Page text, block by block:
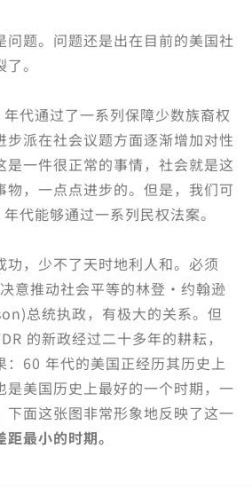
问题。问题还是出在目前的美国社
。
代通过了一系列保障少数族裔权
步派在社会议题方面逐渐增加对性
是一件很正常的事情，社会就是这
物，一点点进步的。但是，我们可
代能够通过一系列民权法案。
功，少不了天时地利人和。必须
意推动社会平等的林登·约翰逊
总统执政，有极大的关系。但
的新政经过二十多年的耕耘，
：60 年代的美国正经历其历史上
是美国历史上最好的一个时期，一
下面这张图非常形象地反映了这一
最小的时期。